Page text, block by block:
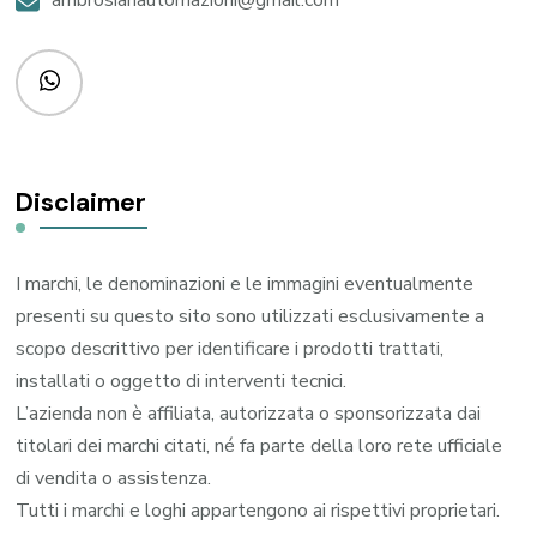
Disclaimer
I marchi, le denominazioni e le immagini eventualmente
presenti su questo sito sono utilizzati esclusivamente a
scopo descrittivo per identificare i prodotti trattati,
installati o oggetto di interventi tecnici.
L’azienda non è affiliata, autorizzata o sponsorizzata dai
titolari dei marchi citati, né fa parte della loro rete ufficiale
di vendita o assistenza.
Tutti i marchi e loghi appartengono ai rispettivi proprietari.